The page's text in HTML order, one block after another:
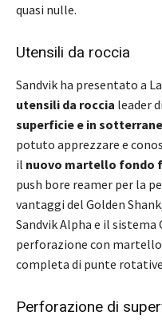
quasi nulle.
Utensili da roccia
Sandvik ha presentato a
utensili da roccia leader
superficie e in
potuto apprezzare e
il nuovo martello fondo
push bore reamer per la
vantaggi del Golden
Sandvik Alpha e il sistema
perforazione con
completa di punte
Perforazione di